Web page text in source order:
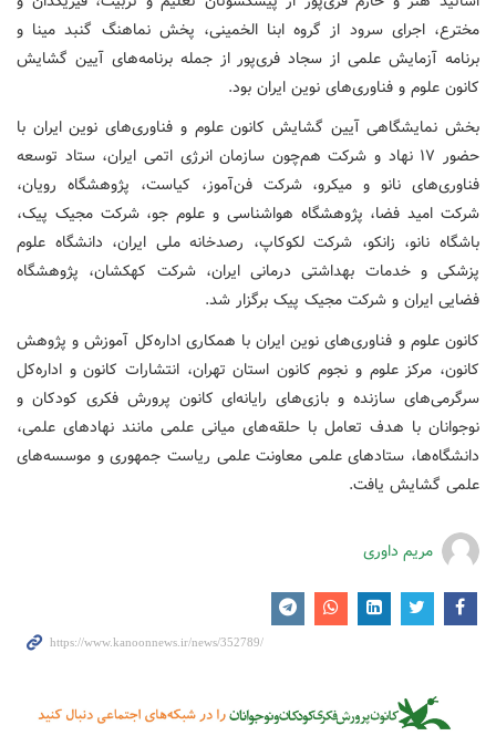
مخترع، اجرای سرود از گروه ابنا الخمینی، پخش نماهنگ گنبد مینا و
برنامه آزمایش علمی از سجاد فری‌پور از جمله برنامه‌های آیین گشایش
کانون علوم و فناوری‌های نوین ایران بود.
بخش نمایشگاهی آیین گشایش کانون علوم و فناوری‌های نوین ایران با
حضور ۱۷ نهاد و شرکت هم‌چون سازمان انرژی اتمی ایران، ستاد توسعه
فناوری‌های نانو و میکرو، شرکت فن‌آموز، کیاست، پژوهشگاه رویان،
شرکت امید فضا، پژوهشگاه هواشناسی و علوم جو، شرکت مجیک پیک،
باشگاه نانو، زانکو، شرکت لکوکاپ، رصدخانه ملی ایران، دانشگاه علوم
پزشکی و خدمات بهداشتی درمانی ایران، شرکت کهکشان، پژوهشگاه
فضایی ایران و شرکت مجیک پیک برگزار ‌شد.
کانون علوم و فناوری‌های نوین ایران با همکاری اداره‌کل آموزش و پژوهش
کانون، مرکز علوم و نجوم کانون استان تهران، انتشارات کانون و اداره‌کل
سرگرمی‌های سازنده و بازی‌های رایانه‌ای کانون پرورش فکری کودکان و
نوجوانان با هدف تعامل با حلقه‌های میانی علمی مانند نهادهای علمی،
دانشگاه‌ها، ستادهای علمی معاونت علمی ریاست جمهوری و موسسه‌های
علمی گشایش یافت.
مریم داوری